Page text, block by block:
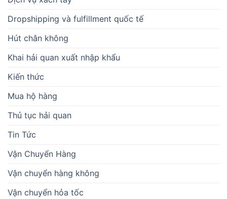
Dropshipping và fulfillment quốc tế
Hút chân không
Khai hải quan xuất nhập khẩu
Kiến thức
Mua hộ hàng
Thủ tục hải quan
Tin Tức
Vận Chuyển Hàng
Vận chuyển hàng không
Vận chuyển hỏa tốc